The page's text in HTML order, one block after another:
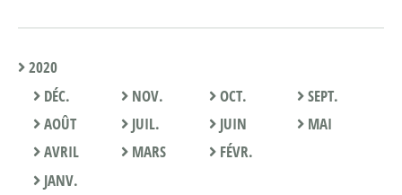
2020
DÉC.
NOV. OCT.
SEPT.
AOÛT
JUIL. JUIN
MAI
AVRIL
MARS
FÉVR.
JANV.